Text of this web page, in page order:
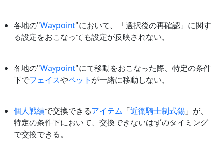
各地の"Waypoint"において、「選択後の再確認」に関す
る設定をおこなっても設定が反映されない。
各地の"Waypoint"にて移動をおこなった際、特定の条件
下でフェイスやペット が一緒に移動しない。
個人戦績で交換できるアイテム 「近衛騎士制式錫 」が、
特定の条件下において、交換できないはずのタイミング
で交換できる。